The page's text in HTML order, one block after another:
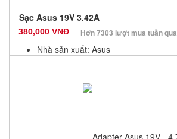
Sạc Asus 19V 3.42A
380,000 VNĐ Hơn 7303 lượt mua tuần qua
Nhà sản xuất: Asus
Số lượng: 10